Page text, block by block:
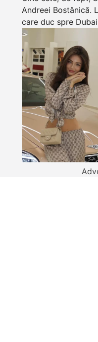
Andreei Bostănică.
care duc spre Dubai